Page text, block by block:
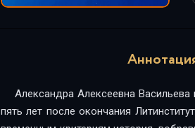
Александра Алексеевна Васильева
пять лет после окончания